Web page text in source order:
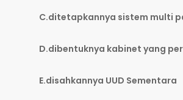
C.ditetapkannya sistem multi
D.dibentuknya kabinet yang
E.disahkannya UUD Sementara